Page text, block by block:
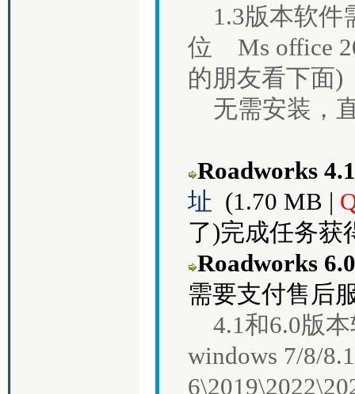
1.3版本软件
位 Ms office
的朋友看下面)
无需安装，
Roadworks
址 (1.70 MB |
了)完成任务获
Roadworks
需要支付售后
4.1和6.0版本
windows 7/8/